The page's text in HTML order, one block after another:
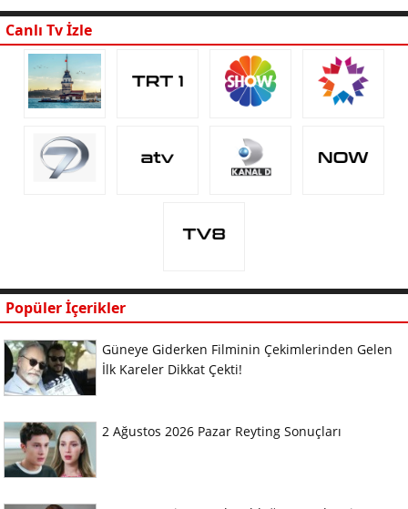
Canlı Tv İzle
Popüler İçerikler
Güneye Giderken Filminin Çekimlerinden Gelen
İlk Kareler Dikkat Çekti!
2 Ağustos 2026 Pazar Reyting Sonuçları